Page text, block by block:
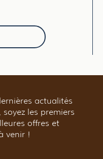
actualités
les premiers
offres et
venir !